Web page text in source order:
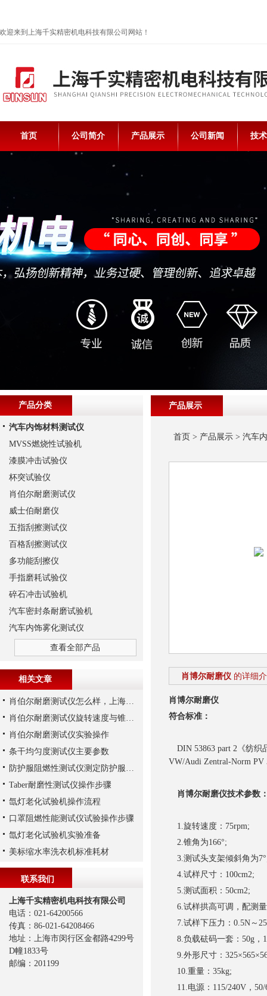
欢迎来到上海千实精密机电科技有限公司网站！
首页 公司简介 产品展示 公司新闻 技
产品展示
首页 > 产品展示> 汽车
肖博尔耐磨仪 的详细
肖博尔耐磨仪
符合标准：
DIN 53863 part 2《纺织
VW/Audi Zentral-Norm PV
肖博尔耐磨仪技术参数
1.旋转速度：75rpm;
2.锥角为166°;
3.测试头支架倾斜角为
4.试样尺寸：100cm2;
5.测试面积：50cm2;
6.试样拱高可调，配测
7.试样下压力：0.5N～
8.负载砝码一套：50g，
9.外形尺寸：
10.重量：35kg;
11.电源：115/240V，50/
产品分类
汽车内饰材料测试仪
MVSS燃烧性试验机
漆膜冲击试验仪
杯突试验仪
肖伯尔耐磨测试仪
威士伯耐磨仪
五指刮擦测试仪
百格刮擦测试仪
多功能刮擦仪
手指磨耗试验仪
碎石冲击试验机
汽车密封条耐磨试验机
汽车内饰雾化测试仪
查看全部产品
相关文章
肖伯尔耐磨测试仪怎么样，上海千实的T106不错
肖伯尔耐磨测试仪旋转速度与锥角要求
肖伯尔耐磨测试仪实验操作
条干均匀度测试仪主要参数
防护服阻燃性测试仪测定防护服燃烧性能
Taber耐磨性测试仪操作步骤
氙灯老化试验机操作流程
口罩阻燃性能测试仪试验操作步骤
氙灯老化试验机实验准备
美标缩水率洗衣机标准耗材
联系我们
上海千实精密机电科技有限公司
电话：021-64200566
传真：86-021-64208466
地址：上海市闵行区金都路4299号
D幢1833号
邮编：201199